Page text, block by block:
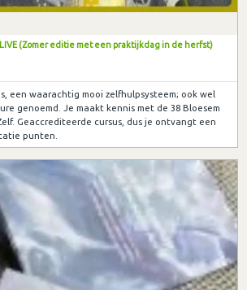
(Zomer editie met een praktijkdag in de herfst)
een waarachtig mooi zelfhulpsysteem; ook wel
genoemd. Je maakt kennis met de 38 Bloesem
Geaccrediteerde cursus, dus je ontvangt een
punten.